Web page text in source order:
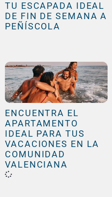
TU ESCAPADA IDEAL
DE FIN DE SEMANA A
PEÑÍSCOLA
ENCUENTRA EL
APARTAMENTO
IDEAL PARA TUS
VACACIONES EN LA
COMUNIDAD
VALENCIANA